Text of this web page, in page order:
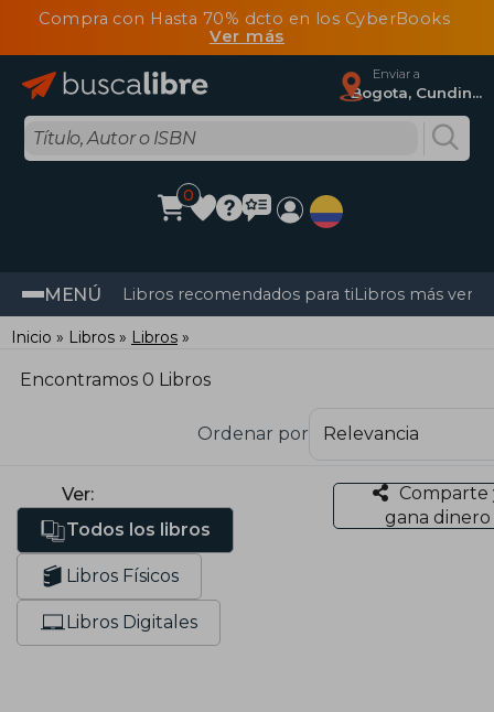
Compra con Hasta 70% dcto en los CyberBooks
Ver más
Enviar a
Bogota, Cundinamarca
0
MENÚ Libros recomendados para tiLibros más
Inicio Libros Libros
Encontramos 0 Libros
Ordenar por
Ver:
Todos los libros
Libros Físicos
Libros Digitales
Comparte
gana dinero